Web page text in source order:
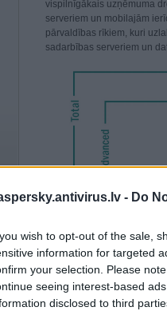
- Do
wish to opt-out of the sale,
information for targeted
your selection. Please
seeing interest-based
disclosed to third
vispilnīgākais uzņēmuma
serveriem un mobilajām
pārvaldības rīkiem, kuri
sadarbības serveriem un